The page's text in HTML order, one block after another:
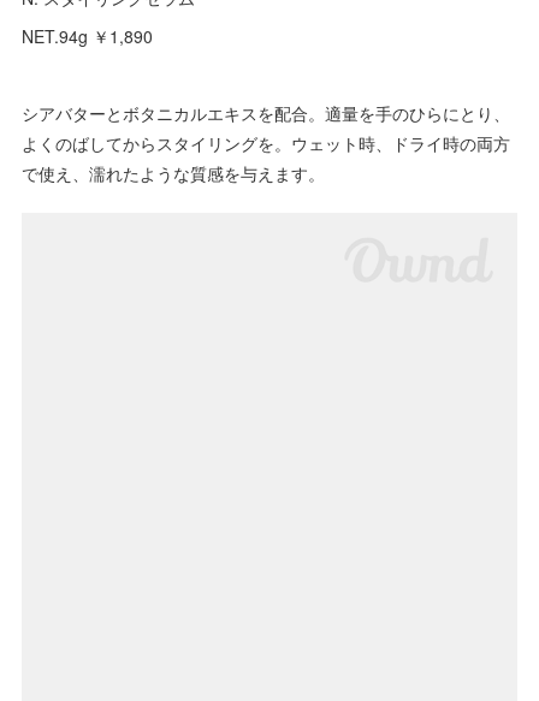
NET.94g ￥1,890
シアバターとボタニカルエキスを配合。適量を手のひらにとり、
よくのばしてからスタイリングを。ウェット時、ドライ時の両方
で使え、濡れたような質感を与えます。